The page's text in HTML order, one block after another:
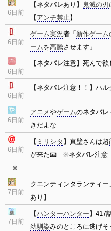
6日前
【ネタバレあり】 鬼滅の刃
【 アンチ禁止 】
6日前
ゲーム実況者「 新作ゲーム
ームを高騰させます」
6日前
【ネタバレ注意】死んで欲
6日前
【ネタバレ注意！！】ハ
6日前
アニメやゲームのネタバレ
きだよな
6日前
【 ミリシタ 】真壁さんは超
が来た📧 ※ネタバレ注意
※
7日前
クエンティンタランティー
あり】
7日前
【ハンターハンター 】417
幼馴染みのところに逃げそ